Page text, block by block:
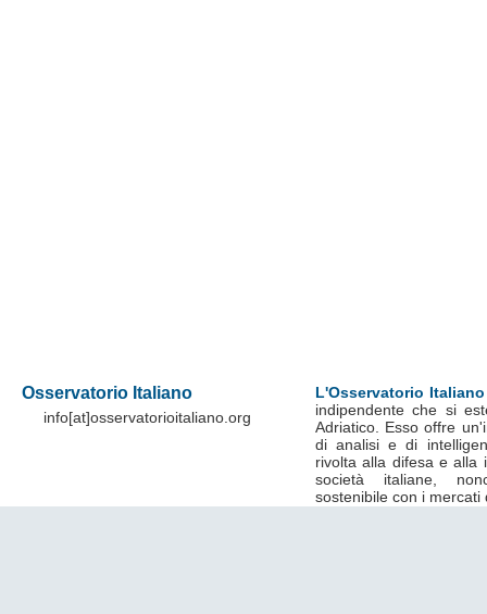
Osservatorio Italiano
info[at]osservatorioitaliano.org
L'Osservatorio Italiano
indipendente che si
Adriatico. Esso offre
di analisi e di
rivolta alla difesa e alla
società italiane,
sostenibile con i mercati